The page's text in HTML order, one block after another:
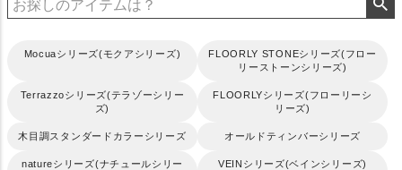
Mocuaシリーズ(モクアシリーズ)
FLOORLY STONEシリーズ(フロー
リーストーンシリーズ)
Terrazzoシリーズ(テラゾーシリー
ズ)
FLOORLYシリーズ(フローリーシ
リーズ)
木目調スタンダードカラーシリーズ オールドティンバーシリーズ
natureシリーズ(ナチュールシリー
VEINシリーズ(ベインシリーズ)